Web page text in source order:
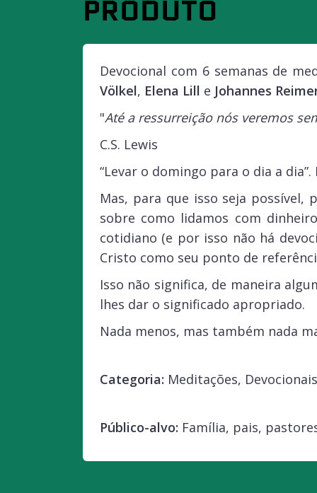
PRODUTO
Devocional com 6 semanas de
Völkel, Elena Lill e Johannes
"Até a ressurreição nós veremos
C.S. Lewis
“Levar o domingo para o dia a
Mas, para que isso seja possível,
sobre como lidamos com
cotidiano (e por isso não há
Cristo como seu ponto de
Isso não significa, de maneira
lhes dar o significado apropriado.
Nada menos, mas também nada
Categoria: Meditações,
Público-alvo: Família, pais,